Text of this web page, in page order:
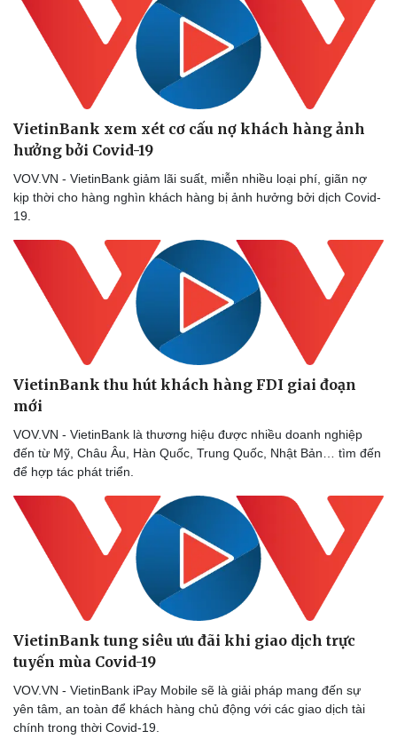
Sức khỏe
Dinh dưỡng - món ngon
Cây thuốc
Sản phụ khoa
Nhi khoa
Nam khoa
Phòng mạch online
Ăn sạch sống khỏe
Đời sống
Nhà đẹp
Tình yêu - Gia đình
VietinBank xem xét cơ cấu nợ khách hàng ảnh
hưởng bởi Covid-19
VOV.VN - VietinBank giảm lãi suất, miễn nhiều loại phí, giãn nợ
kịp thời cho hàng nghìn khách hàng bị ảnh hưởng bởi dịch Covid-
19.
VietinBank thu hút khách hàng FDI giai đoạn
mới
VOV.VN - VietinBank là thương hiệu được nhiều doanh nghiệp
đến từ Mỹ, Châu Âu, Hàn Quốc, Trung Quốc, Nhật Bản… tìm đến
để hợp tác phát triển.
VietinBank tung siêu ưu đãi khi giao dịch trực
tuyến mùa Covid-19
VOV.VN - VietinBank iPay Mobile sẽ là giải pháp mang đến sự
yên tâm, an toàn để khách hàng chủ động với các giao dịch tài
chính trong thời Covid-19.